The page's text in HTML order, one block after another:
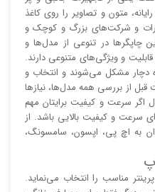
متون و تصاویر را روی کاغذ
و شرکت‌های بزرگ و کوچک و
چاپگر‌ها در تنوعی از مدل‌ها و
و ویژگی‌های متنوعی دارند.
دچار مشکل می‌شوند و انتخاب و
از بررسی همه مدل‌ها، نیاز‌ها
اگر سرعت و کیفیت برایتان مهم
سرعت و کیفیت بالایی باشد. از
به اچ پی، اپسون، سامسونگ،
مناسب را انتخاب می‌نماید.